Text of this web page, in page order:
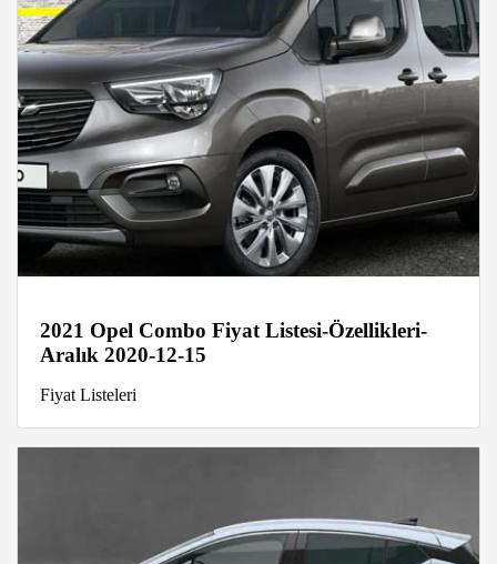
2021 Opel Combo Fiyat Listesi-Özellikleri-
Aralık 2020-12-15
Fiyat Listeleri